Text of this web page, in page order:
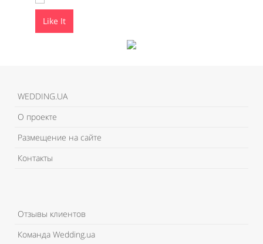
Like It
WEDDING.UA
О проекте
Размещение на сайте
Контакты
Отзывы клиентов
Команда Wedding.ua